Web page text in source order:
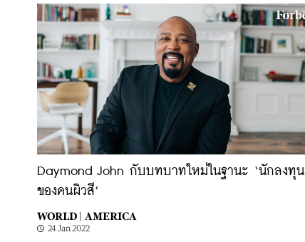
Daymond John กับบทบาทใหม่ในฐานะ ‘นักลงทุน
ของคนผิวสี’
WORLD | AMERICA
24 Jan 2022